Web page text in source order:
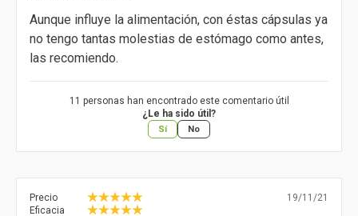
Aunque influye la alimentación, con éstas cápsulas ya
no tengo tantas molestias de estómago como antes,
las recomiendo.
11 personas han encontrado este comentario útil
¿Le ha sido útil?
Sí No
Precio
Eficacia
19/11/21